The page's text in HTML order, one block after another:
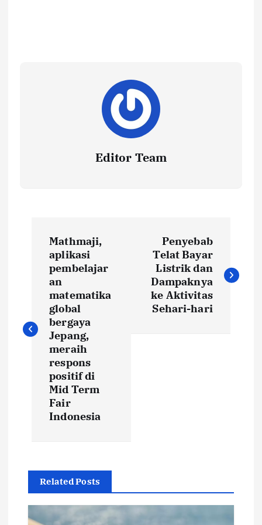
Editor Team
t
n
a
t
Mathmaji,
aplikasi
pembelajar
an
matematika
global
bergaya
Jepang,
meraih
respons
positif di
Mid Term
Fair
Indonesia
Penyebab
Telat Bayar
Listrik dan
Dampaknya
ke Aktivitas
Sehari-hari
Related Posts